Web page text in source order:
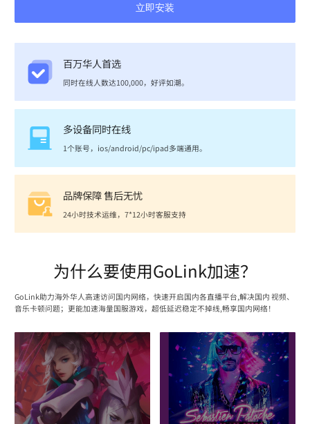
立即安装
百万华人首选
同时在线人数达100,000，好评如潮。
多设备同时在线
1个账号，ios/android/pc/ipad多端通用。
品牌保障 售后无忧
24小时技术运维，7*12小时客服支持
为什么要使用GoLink加速？
GoLink助力海外华人高速访问国内网络，快速开启国内各直播平台,解决国内 视频、
音乐卡顿问题；更能加速海量国服游戏，超低延迟稳定不掉线,畅享国内网络！